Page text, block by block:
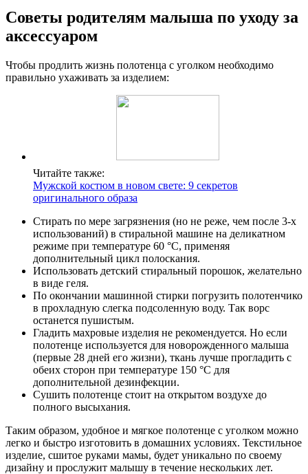
Советы родителям малыша по уходу за
аксессуаром
Чтобы продлить жизнь полотенца с уголком необходимо
правильно ухаживать за изделием:
Читайте также:
Мужской костюм в новом свете: 9 секретов
оригинального образа
Стирать по мере загрязнения (но не реже, чем после 3-х
использований) в стиральной машине на деликатном
режиме при температуре 60 °С, применяя
дополнительный цикл полоскания.
Использовать детский стиральный порошок, желательно
в виде геля.
По окончании машинной стирки погрузить полотенчико
в прохладную слегка подсоленную воду. Так ворс
останется пушистым.
Гладить махровые изделия не рекомендуется. Но если
полотенце используется для новорожденного малыша
(первые 28 дней его жизни), ткань лучше прогладить с
обеих сторон при температуре 150 °С для
дополнительной дезинфекции.
Сушить полотенце стоит на открытом воздухе до
полного высыхания.
Таким образом, удобное и мягкое полотенце с уголком можно
легко и быстро изготовить в домашних условиях. Текстильное
изделие, сшитое руками мамы, будет уникально по своему
дизайну и прослужит малышу в течение нескольких лет.